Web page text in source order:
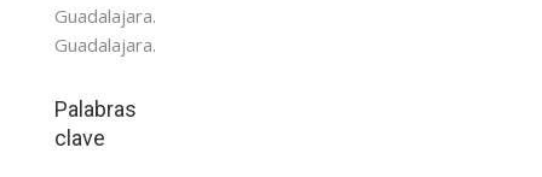
Guadalajara.
Guadalajara.
Palabras
clave